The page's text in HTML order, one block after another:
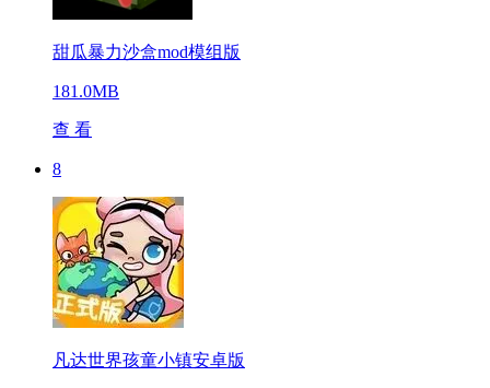
甜瓜暴力沙盒mod模组版
181.0MB
查 看
8
凡达世界孩童小镇安卓版